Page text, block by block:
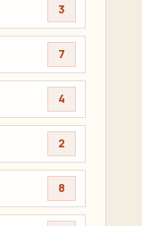
3
7
4
2
8